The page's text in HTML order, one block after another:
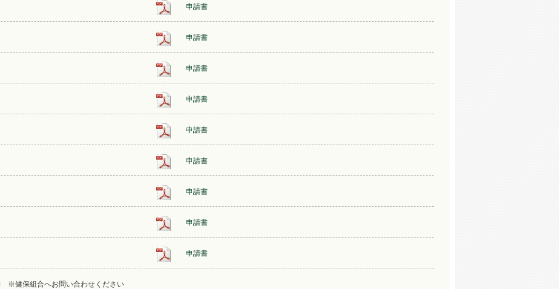
申請書
申請書
申請書
申請書
申請書
申請書
申請書
申請書
申請書
※健保組合へお問い合わせください